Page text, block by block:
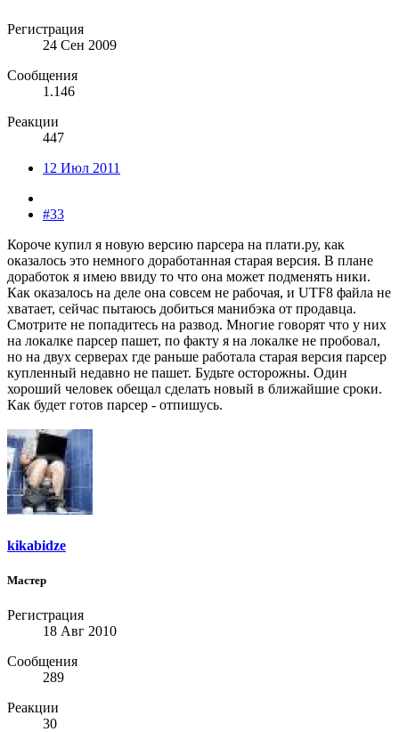
Регистрация
24 Сен 2009
Сообщения
1.146
Реакции
447
12 Июл 2011
#33
Короче купил я новую версию парсера на плати.ру, как
оказалось это немного доработанная старая версия. В плане
доработок я имею ввиду то что она может подменять ники.
Как оказалось на деле она совсем не рабочая, и UTF8 файла не
хватает, сейчас пытаюсь добиться манибэка от продавца.
Смотрите не попадитесь на развод. Многие говорят что у них
на локалке парсер пашет, по факту я на локалке не пробовал,
но на двух серверах где раньше работала старая версия парсер
купленный недавно не пашет. Будьте осторожны. Один
хороший человек обещал сделать новый в ближайшие сроки.
Как будет готов парсер - отпишусь.
kikabidze
Мастер
Регистрация
18 Авг 2010
Сообщения
289
Реакции
30